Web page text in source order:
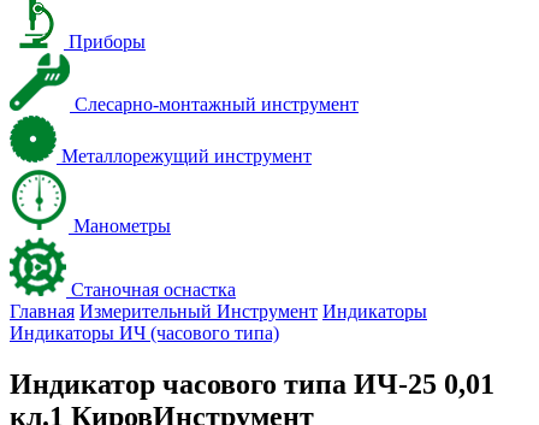
Приборы
Слесарно-монтажный инструмент
Металлорежущий инструмент
Манометры
Станочная оснастка
Главная Измерительный Инструмент Индикаторы
Индикаторы ИЧ (часового типа)
Индикатор часового типа ИЧ-25 0,01
кл.1 КировИнструмент